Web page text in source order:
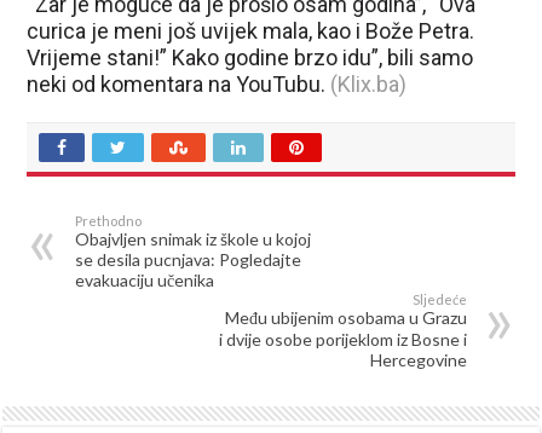
curica je meni još uvijek mala, kao i Bože Petra.
Vrijeme stani!” Kako godine brzo idu”, bili samo
neki od komentara na YouTubu. (Klix.ba)
Prethodno
Obajvljen snimak iz škole u kojoj
se desila pucnjava: Pogledajte
evakuaciju učenika
Sljedeće
Među ubijenim osobama u Grazu
i dvije osobe porijeklom iz Bosne i
Hercegovine